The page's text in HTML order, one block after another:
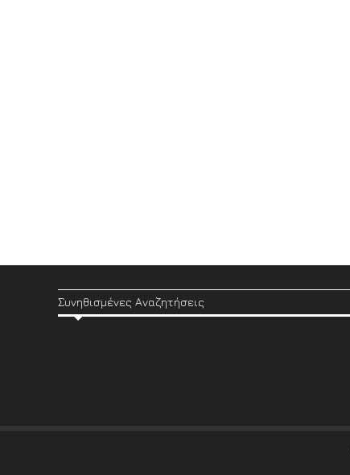
Συνηθισμένες Αναζητήσεις